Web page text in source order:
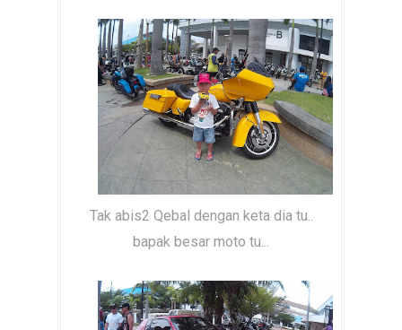
Tak abis2 Qebal dengan keta dia tu..
bapak besar moto tu...